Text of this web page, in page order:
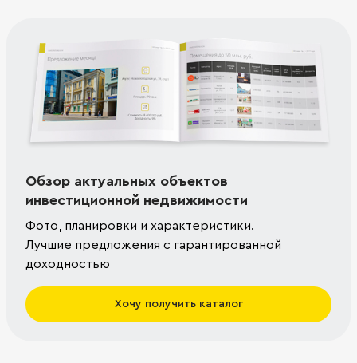
Обзор актуальных объектов
инвестиционной недвижимости
Фото, планировки и характеристики.
Лучшие предложения с гарантированной
доходностью
Хочу получить каталог